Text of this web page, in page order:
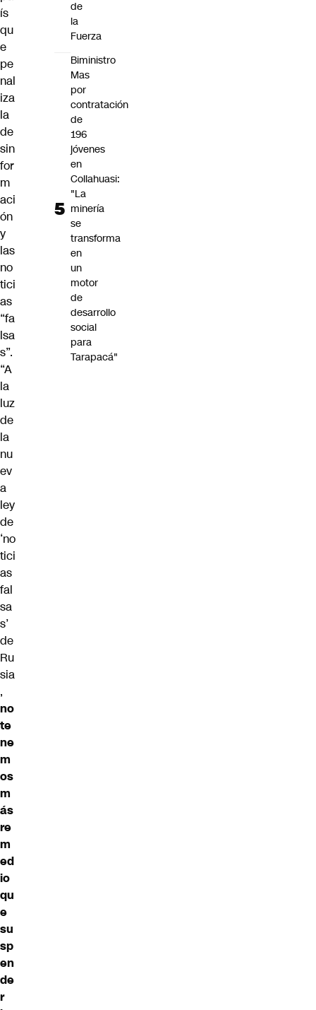
ís
qu
e
pe
nal
iza
la
de
sin
for
m
aci
ón
y
las
no
tici
as
“fa
lsa
s”.
“A
la
luz
de
la
nu
ev
a
ley
de
‘no
tici
as
fal
sa
s’
de
Ru
sia
,
no
te
ne
m
os
m
ás
re
m
ed
io
qu
e
su
sp
en
de
r
de
la
Fuerza
Biministro
Mas
por
contratación
de
196
jóvenes
en
Collahuasi:
"La
minería
se
transforma
en
un
motor
de
desarrollo
social
para
Tarapacá"